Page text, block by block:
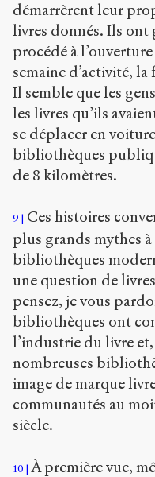
démarrèrent leur
livres donnés. Ils ont
procédé à
semaine d’activité,
Il semble que les
les livres qu’ils
se déplacer en
bibliothèques
de 8 kilomètres.
9
Ces histoires
plus grands mythes
bibliothèques
une question de
pensez, je vous
bibliothèques ont
l’industrie du livre
nombreuses
image de marque
communautés au
siècle.
10
À première vue,